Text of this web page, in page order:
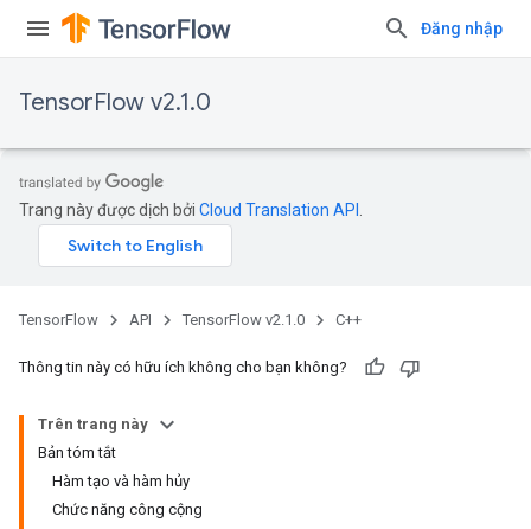
Đăng nhập
TensorFlow v2.1.0
Trang này được dịch bởi Cloud Translation API
TensorFlow API TensorFlow v2.1.0 C++
Thông tin này có hữu ích không cho bạn không?
Trên trang này
Bản tóm tắt
Hàm tạo và hàm hủy
Chức năng công cộng